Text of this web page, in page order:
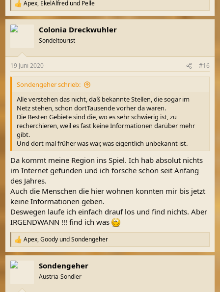
R
e
a
k
e
n
Apex, EkelAlfred und Pelle
Colonia Dreckwuhler
Sondeltourist
19 Juni 2020 #16
Sondengeher schrieb:
Alle verstehen das nicht, daß bekannte Stellen, die sogar im
Netz stehen, schon dortTausende vorher da waren.
Die Besten Gebiete sind die, wo es sehr schwierig ist, zu
recherchieren, weil es fast keine Informationen darüber mehr
gibt.
Und dort mal früher was war, was eigentlich unbekannt ist.
Da kommt meine Region ins Spiel. Ich hab absolut nichts
im Internet gefunden und ich forsche schon seit Anfang
des Jahres.
Auch die Menschen die hier wohnen konnten mir bis jetzt
keine Informationen geben.
Deswegen laufe ich einfach drauf los und find nichts. Aber
IRGENDWANN !!! find ich was
R
e
a
k
Apex,Goody undSondengeher
Sondengeher
Austria-Sondler